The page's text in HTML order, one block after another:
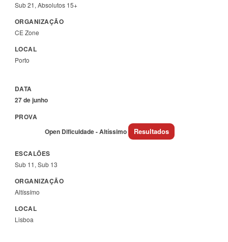
Sub 21, Absolutos 15+
CE Zone
Porto
27 de junho
Open Dificuldade - Altíssimo Resultados
Sub 11, Sub 13
Altíssímo
Lisboa